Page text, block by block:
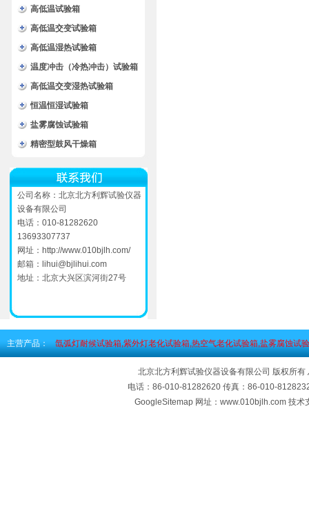
高低温试验箱
高低温交变试验箱
高低温湿热试验箱
温度冲击（冷热冲击）试验箱
高低温交变湿热试验箱
恒温恒湿试验箱
盐雾腐蚀试验箱
精密型鼓风干燥箱
公司名称：北京北方利辉试验仪器
设备有限公司
电话：010-81282620
13693307737
网址： http://www.010bjlh.com/
邮箱： lihui@bjlihui.com
地址：北京大兴区滨河街27号
主营产品： 氙弧灯耐候试验箱,紫外灯老化试验箱,热空气老化试验箱,盐雾腐蚀试
北京北方利辉试验仪器设备有限公司 版权所有
电话：86-010-81282620 传真：86-010-
GoogleSitemap 网址：www.010bjlh.com 技